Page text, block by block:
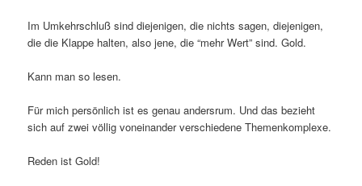
Im Umkehrschluß sind diejenigen, die nichts sagen, diejenigen,
die die Klappe halten, also jene, die “mehr Wert” sind. Gold.
Kann man so lesen.
Für mich persönlich ist es genau andersrum. Und das bezieht
sich auf zwei völlig voneinander verschiedene Themenkomplexe.
Reden ist Gold!